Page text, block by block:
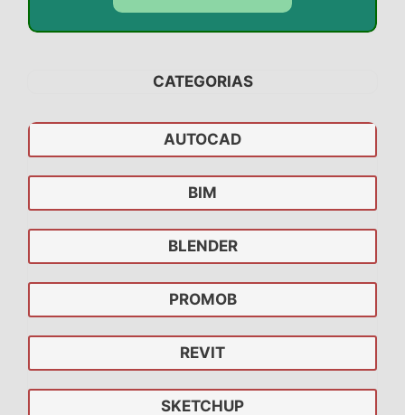
CATEGORIAS
AUTOCAD
BIM
BLENDER
PROMOB
REVIT
SKETCHUP